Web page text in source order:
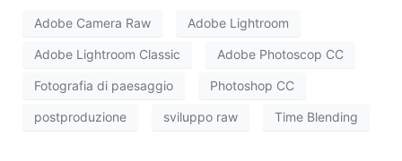
Adobe Camera Raw Adobe Lightroom
Adobe Lightroom Classic Adobe Photoscop CC
Fotografia di paesaggio Photoshop CC
postproduzione sviluppo raw Time Blending